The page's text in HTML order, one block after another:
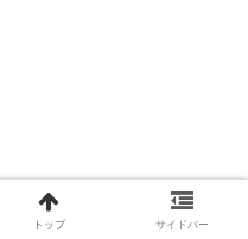
トップ サイドバー